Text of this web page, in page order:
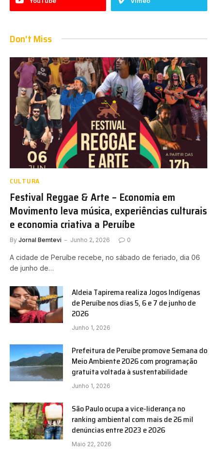
Don't Miss
CULTURA
Festival Reggae & Arte – Economia em
Movimento leva música, experiências culturais
e economia criativa a Peruíbe
By Jornal Bemtevi Junho 2, 2026 0
A cidade de Peruíbe recebe, no sábado de feriado, dia 06
de junho de…
Aldeia Tapirema realiza Jogos Indígenas
de Peruíbe nos dias 5, 6 e 7 de junho de
2026
Junho 1, 2026
Prefeitura de Peruíbe promove Semana do
Meio Ambiente 2026 com programação
gratuita voltada à sustentabilidade
Junho 1, 2026
São Paulo ocupa a vice-liderança no
ranking ambiental com mais de 26 mil
denúncias entre 2023 e 2026
Maio 22, 2026